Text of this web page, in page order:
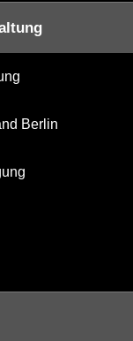
Berlin